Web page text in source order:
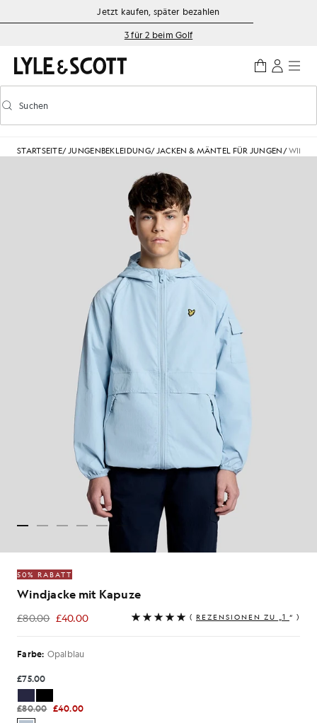
Zum Hauptinhalt springen
Informationen zur Barrierefreiheit
Jetzt kaufen, später bezahlen
3 für 2 beim Golf
Vorausschauende Suche ein-/ausschalten
Suchen
STARTSEITE/JUNGENBEKLEIDUNG/JACKEN & MÄNTEL FÜR JUNGEN/
50% RABATT
Windjacke mit Kapuze
£80.00 £40.00
£40.00 ( REZENSIONEN ZU „1 “ )
Farbe: Opalblau
£75.00
£80.00 £40.00